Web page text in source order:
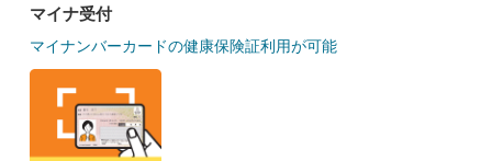
マイナ受付
マイナンバーカードの健康保険証利用が可能